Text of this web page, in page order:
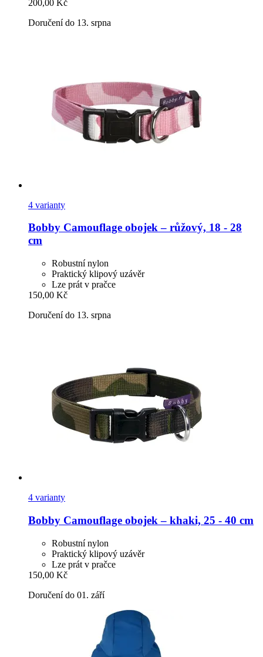
200,00 Kč
Doručení do 13. srpna
4 varianty
Bobby Camouflage obojek – růžový, 18 -​ 28
cm
Robustní nylon
Praktický klipový uzávěr
Lze prát v pračce
150,00 Kč
Doručení do 13. srpna
4 varianty
Bobby Camouflage obojek – khaki, 25 -​ 40 cm
Robustní nylon
Praktický klipový uzávěr
Lze prát v pračce
150,00 Kč
Doručení do 01. září